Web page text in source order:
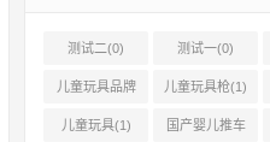
测试二(0) 测试一(0)
儿童玩具品牌
(1)
儿童玩具枪(1)
儿童玩具(1) 国产婴儿推车